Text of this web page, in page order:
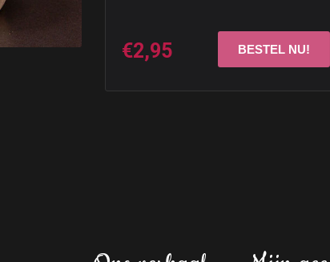
€2,95